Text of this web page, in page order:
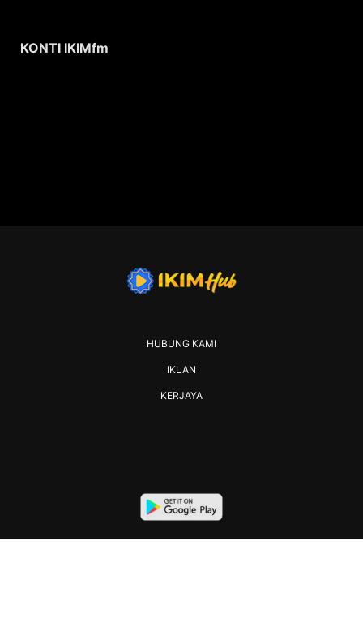
KONTI IKIMfm
HUBUNG KAMI
IKLAN
KERJAYA